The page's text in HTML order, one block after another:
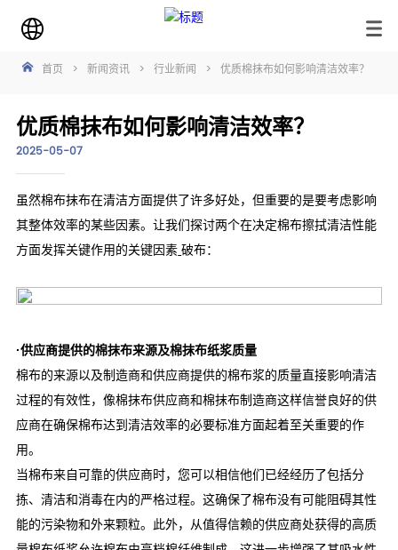
首页 > 新闻资讯 > 行业新闻 > 优质棉抹布如何影响清洁效率？
优质棉抹布如何影响清洁效率？
2025-05-07